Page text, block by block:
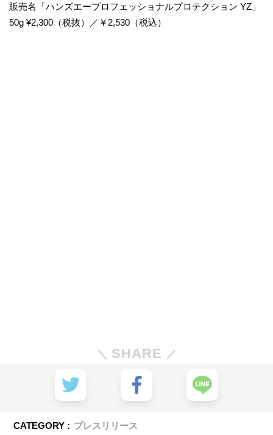
販売名「ハンズエープロフェッショナルプロテクション YZ」
50g ¥2,300（税抜）／￥2,530（税込）
SHARE
CATEGORY : プレスリリース